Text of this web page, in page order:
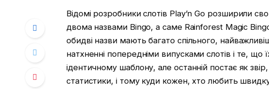
Відомі розробники слотів Play’n Go розширили
двома назвами Bingo, а саме Rainforest Magic
обидві назви мають багато спільного,
натхненні попередніми випусками слотів і те, що
ідентичному шаблону, але останній постає як
статистики, і тому куди кожен, хто любить